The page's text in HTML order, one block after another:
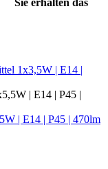
Sie erhalten das
1x3,5W | E14 |
| E14 | P45 | 470lm